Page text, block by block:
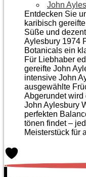
John
Entdecken Sie
karibisch
Süße und
Aylesbury 1974
Botanicals ein
Für Liebhaber
gereifte John
intensive John
ausgewählte
Abgerundet wird
John Aylesbury
perfekten
tönen findet –
Meister­stück für
0